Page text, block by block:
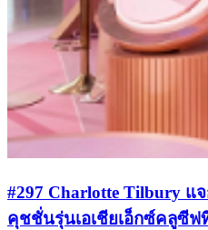
#297 Charlotte Tilbury แ
คุชชั่นรุ่นเอเชียเอ็กซ์คลูซีฟ